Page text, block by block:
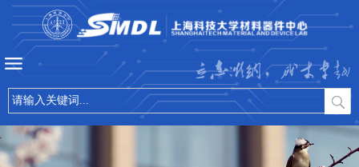
立志微纳，成才卓越